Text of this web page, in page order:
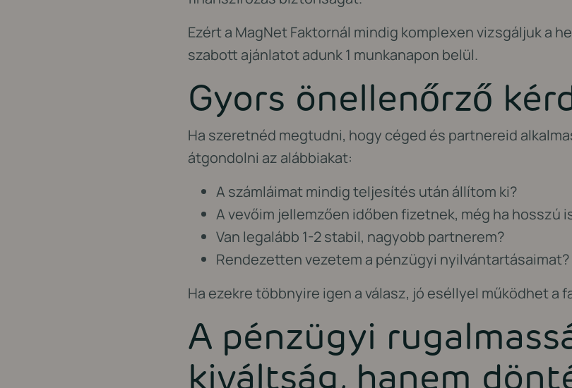
Ezért a MagNet Faktornál mindig komplexen vizsgáljuk a
szabott ajánlatot adunk 1 munkanapon belül.
Gyors önellenőrző
Ha szeretnéd megtudni, hogy céged és partnereid
átgondolni az alábbiakat:
A számláimat mindig teljesítés után állítom ki?
A vevőim jellemzően időben fizetnek, még ha hosszú
Van legalább 1-2 stabil, nagyobb partnerem?
Rendezetten vezetem a pénzügyi nyilvántartásaimat?
Ha ezekre többnyire igen a válasz, jó eséllyel működhet a
A pénzügyi
kiváltság, hanem